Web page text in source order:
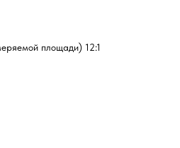
площади) 12:1